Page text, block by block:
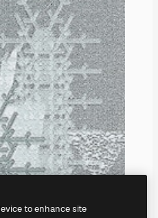
to enhance site